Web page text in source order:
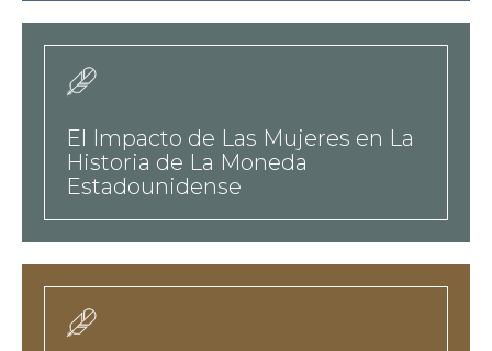
news
El Impacto de Las Mujeres en La
Historia de La Moneda
Estadounidense
news